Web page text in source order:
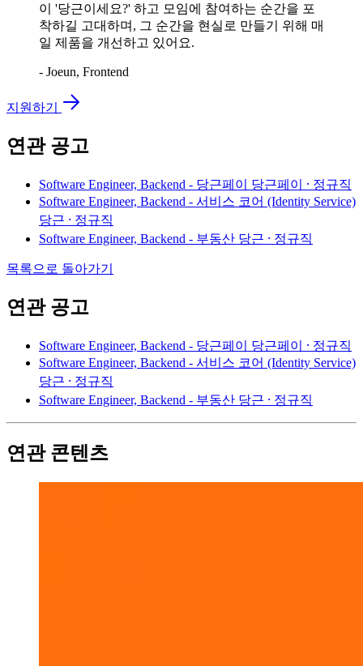
이 '당근이세요?' 하고 모임에 참여하는 순간을 포
착하길 고대하며, 그 순간을 현실로 만들기 위해 매
일 제품을 개선하고 있어요.
- Joeun, Frontend
지원하기
연관 공고
Software Engineer, Backend - 당근페이
당근페이 ⸱ 정규직
Software Engineer, Backend - 서비스 코어 (Identity Service)
당근 ⸱ 정규직
Software Engineer, Backend - 부동산 당근 ⸱ 정규직
목록으로 돌아가기
연관 공고
Software Engineer, Backend - 당근페이
당근페이 ⸱ 정규직
Software Engineer, Backend - 서비스 코어 (Identity Service)
당근 ⸱ 정규직
Software Engineer, Backend - 부동산 당근 ⸱ 정규직
연관 콘텐츠